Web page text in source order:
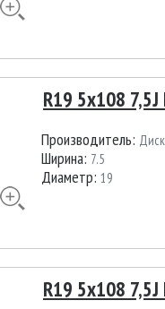
R19 5x108
Производитель:
Ширина: 7.5
Диаметр: 19
R19 5x108